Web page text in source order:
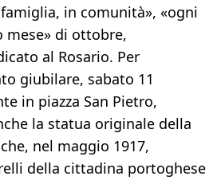
in comunità», «ogni
mese» di ottobre,
al Rosario. Per
giubilare, sabato 11
in piazza San Pietro,
la statua originale della
nel maggio 1917,
della cittadina portoghese